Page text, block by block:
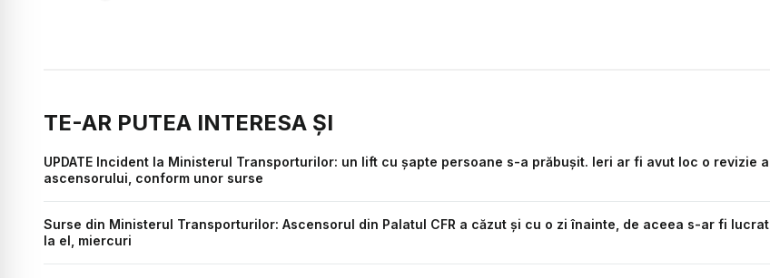
TE-AR PUTEA INTERESA ȘI
UPDATE Incident la Ministerul Transporturilor: un lift cu șapte persoane s-a prăbușit. Ieri ar fi avut loc o revizie a
ascensorului, conform unor surse
Surse din Ministerul Transporturilor: Ascensorul din Palatul CFR a căzut și cu o zi înainte, de aceea s-ar fi lucrat
la el, miercuri